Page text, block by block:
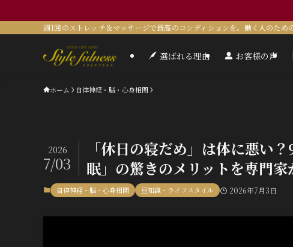
週1回のストレッチ＆マッサージで最高のコンディションを。働く人のため
選ばれる理由 お客様の声
ホーム 自律神経・脳・心身相関
「休日の寝だめ」は体に悪い
眠」の驚きのメリットを専門家
2026
7/03
自律神経・脳・心身相関 豆知識・ライフスタイル 2026年7月3日